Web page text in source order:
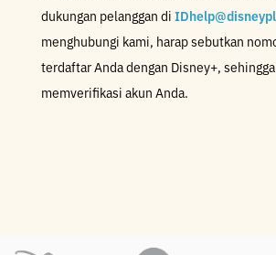
dukungan pelanggan di
menghubungi kami, harap sebutkan
terdaftar Anda dengan Disney+,
memverifikasi akun Anda.